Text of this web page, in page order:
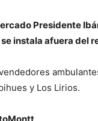
Presidente
instala afuera del
y Los Lirios.